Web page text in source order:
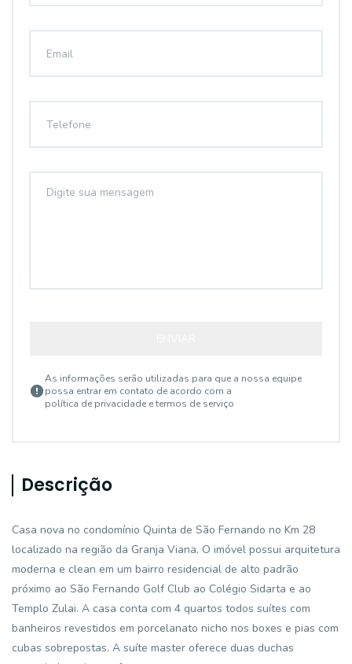
As informações serão utilizadas para que a nossa equipe
possa entrar em contato de acordo com a
política de privacidade e termos de serviço
Descrição
Casa nova no condomínio Quinta de São Fernando no Km 28
localizado na região da Granja Viana. O imóvel possui arquitetura
moderna e clean em um bairro residencial de alto padrão
próximo ao São Fernando Golf Club ao Colégio Sidarta e ao
Templo Zulai. A casa conta com 4 quartos todos suítes com
banheiros revestidos em porcelanato nicho nos boxes e pias com
cubas sobrepostas. A suíte master oferece duas duchas